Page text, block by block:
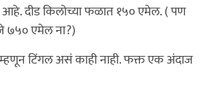
दीड किलोच्या फळात १५० एमेल. ( पण
७५० एमेल ना?)
टिंगल असं काही नाही. फक्त एक अंदाज